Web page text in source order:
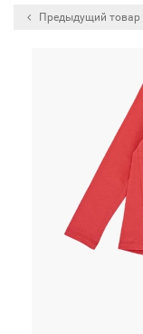
Предыдущий товар